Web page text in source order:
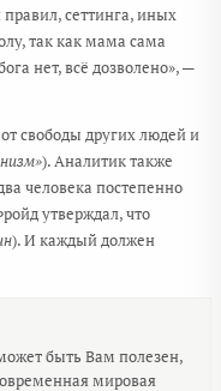
сеттинга, иных
так как мама сама
нет, всё дозволено», —
свободы других людей и
). Аналитик также
человека постепенно
утверждал, что
). И каждый должен
быть Вам полезен,
мировая